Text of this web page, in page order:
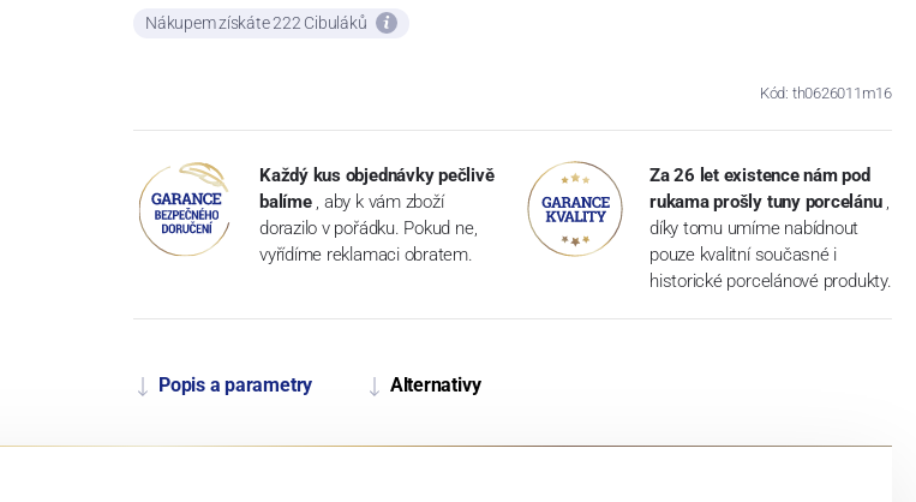
Nákupem získáte 222 Cibuláků
Kód: th0626011m16
Každý kus objednávky pečlivě
balíme , aby k vám zboží
dorazilo v pořádku. Pokud ne,
vyřídíme reklamaci obratem.
Za 26 let existence nám pod
rukama prošly tuny porcelánu ,
díky tomu umíme nabídnout
pouze kvalitní současné i
historické porcelánové produkty.
Popis a parametry Alternativy